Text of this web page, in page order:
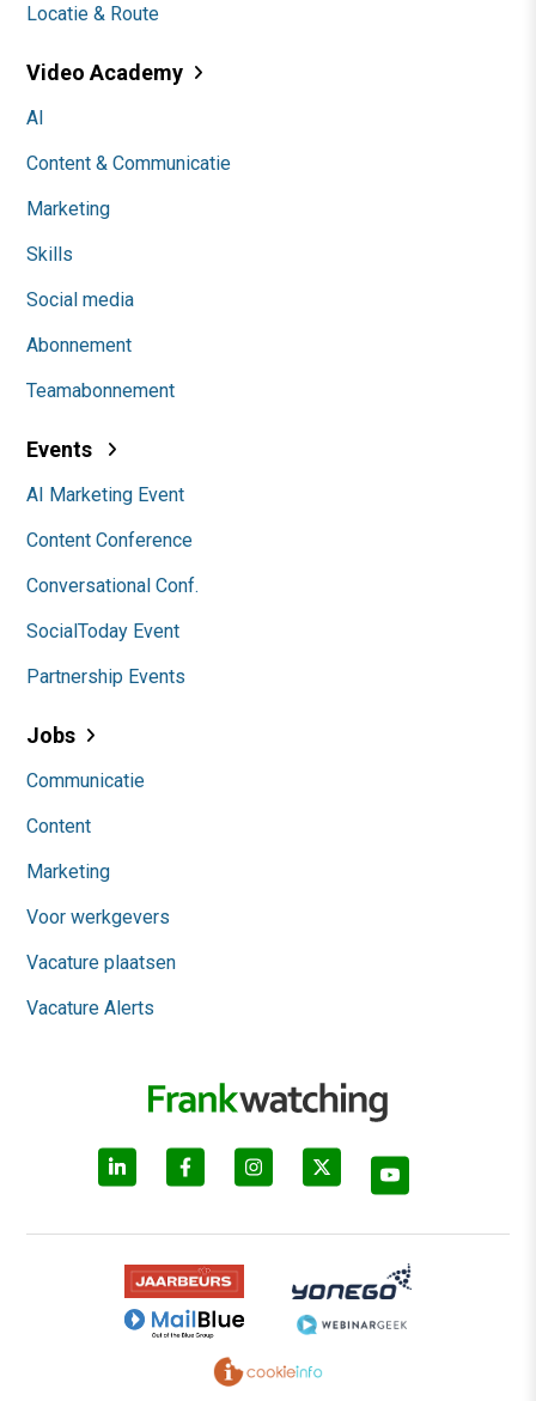
Locatie & Route
Video Academy
AI
Content & Communicatie
Marketing
Skills
Social media
Abonnement
Teamabonnement
Events
AI Marketing Event
Content Conference
Conversational Conf.
SocialToday Event
Partnership Events
Jobs
Communicatie
Content
Marketing
Voor werkgevers
Vacature plaatsen
Vacature Alerts